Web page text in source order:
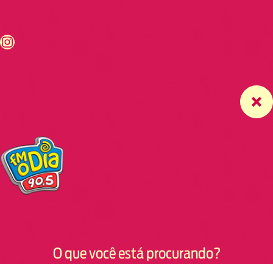
https://www.instagram.com/fmodia.cabofrio/
O que você está procurando?